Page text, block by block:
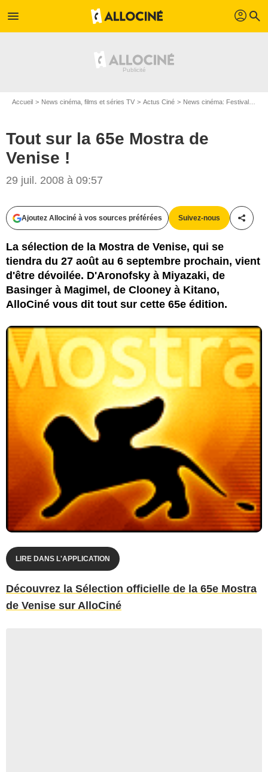
menu profil search
Accueil News cinéma, films et séries TV Actus Ciné News cinéma: Festivals
Tout sur la 65e Mostra de
Venise !
29 juil. 2008 à 09:57
Ajoutez Allociné à vos sources préférées Suivez-nous
La sélection de la Mostra de Venise, qui se
tiendra du 27 août au 6 septembre prochain, vient
d'être dévoilée. D'Aronofsky à Miyazaki, de
Basinger à Magimel, de Clooney à Kitano,
AlloCiné vous dit tout sur cette 65e édition.
LIRE DANS L'APPLICATION
Découvrez la Sélection officielle de la 65e Mostra
de Venise sur AlloCiné